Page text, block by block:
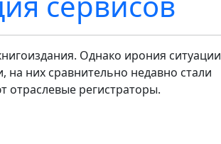
Однако ирония ситуации
на них сравнительно недавно стали
отраслевые регистраторы.